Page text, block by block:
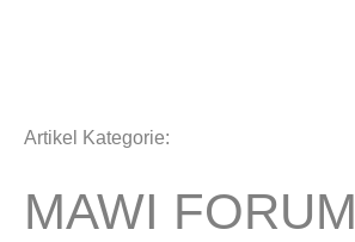
Artikel Kategorie:
MAWI FORUM